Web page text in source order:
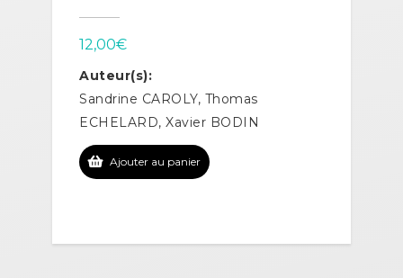
12,00€
Auteur(s):
Sandrine CAROLY, Thomas
ECHELARD, Xavier BODIN
Ajouter au panier